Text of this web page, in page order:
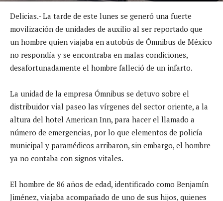
Delicias.- La tarde de este lunes se generó una fuerte
movilización de unidades de auxilio al ser reportado que
un hombre quien viajaba en autobús de Ómnibus de México
no respondía y se encontraba en malas condiciones,
desafortunadamente el hombre falleció de un infarto.
La unidad de la empresa Ómnibus se detuvo sobre el
distribuidor vial paseo las vírgenes del sector oriente, a la
altura del hotel American Inn, para hacer el llamado a
número de emergencias, por lo que elementos de policía
municipal y paramédicos arribaron, sin embargo, el hombre
ya no contaba con signos vitales.
El hombre de 86 años de edad, identificado como Benjamín
Jiménez, viajaba acompañado de uno de sus hijos, quienes